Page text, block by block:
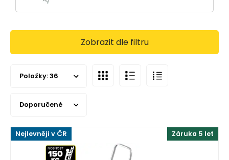
Zobrazit dle filtru
Položky:36
Doporučené
Záruka 5 let
Nejlevněji v ČR